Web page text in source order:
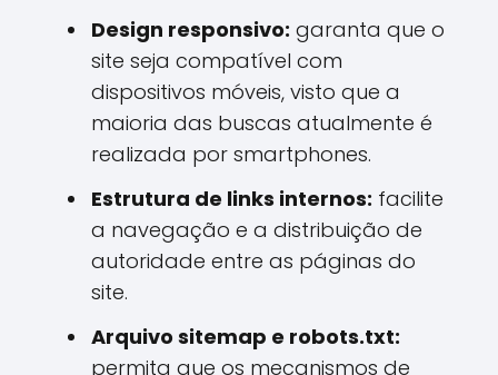
Design responsivo: garanta que o
site seja compatível com
dispositivos móveis, visto que a
maioria das buscas atualmente é
realizada por smartphones.
Estrutura de links internos: facilite
a navegação e a distribuição de
autoridade entre as páginas do
site.
Arquivo sitemap e robots.txt:
permita que os mecanismos de